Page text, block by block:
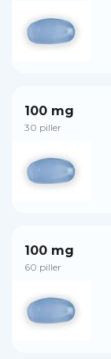
100 mg
30 piller
100 mg
60 piller